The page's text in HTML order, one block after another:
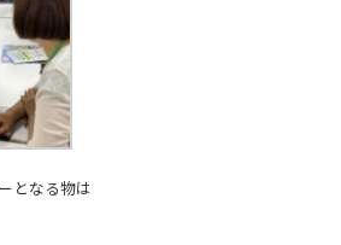
となる物は